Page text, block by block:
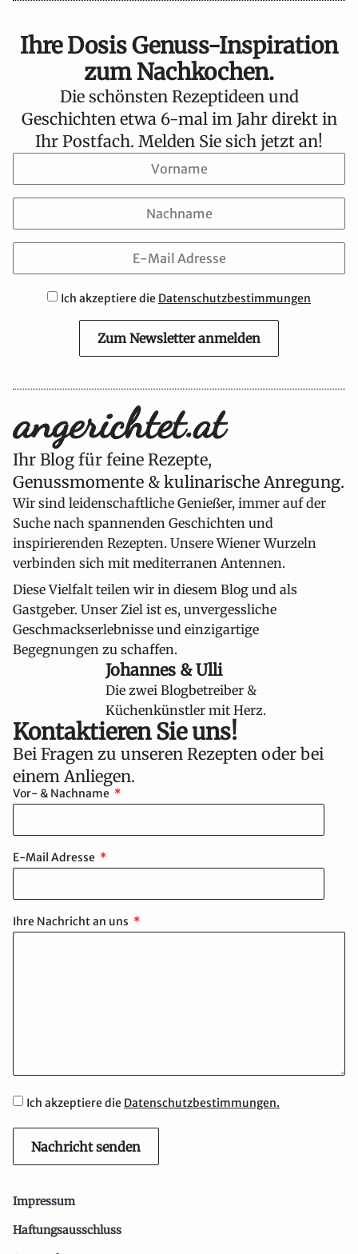
Ihre Dosis Genuss-Inspiration
zum Nachkochen.
Die schönsten Rezeptideen und
Geschichten etwa 6-mal im Jahr direkt in
Ihr Postfach. Melden Sie sich jetzt an!
Ich akzeptiere die Datenschutzbestimmungen
Zum Newsletter anmelden
Ihr Blog für feine Rezepte,
Genussmomente & kulinarische Anregung.
Wir sind leidenschaftliche Genießer, immer auf der
Suche nach spannenden Geschichten und
inspirierenden Rezepten. Unsere Wiener Wurzeln
verbinden sich mit mediterranen Antennen.
Diese Vielfalt teilen wir in diesem Blog und als
Gastgeber. Unser Ziel ist es, unvergessliche
Geschmackserlebnisse und einzigartige
Begegnungen zu schaffen.
Johannes & Ulli
Die zwei Blogbetreiber &
Küchenkünstler mit Herz.
Kontaktieren Sie uns!​
Bei Fragen zu unseren Rezepten oder bei
einem Anliegen.
Vor- & Nachname
E-Mail Adresse
Ihre Nachricht an uns
Ich akzeptiere die Datenschutzbestimmungen.
Nachricht senden
Impressum
Haftungsausschluss